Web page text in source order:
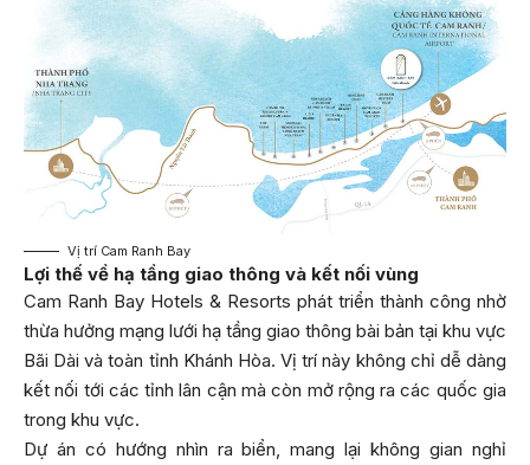
Vị trí Cam Ranh Bay
Lợi thế về hạ tầng giao thông và kết nối vùng
Cam Ranh Bay Hotels & Resorts phát triển thành công nhờ
thừa hưởng mạng lưới hạ tầng giao thông bài bản tại khu vực
Bãi Dài và toàn tỉnh Khánh Hòa. Vị trí này không chỉ dễ dàng
kết nối tới các tỉnh lân cận mà còn mở rộng ra các quốc gia
trong khu vực.
Dự án có hướng nhìn ra biển, mang lại không gian nghỉ